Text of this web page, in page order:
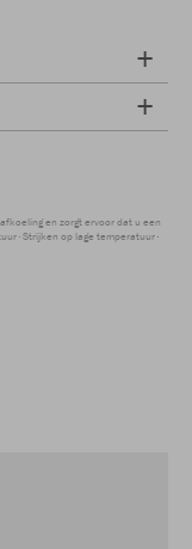
en zorgt ervoor dat u een
Strijken op lage temperatuur